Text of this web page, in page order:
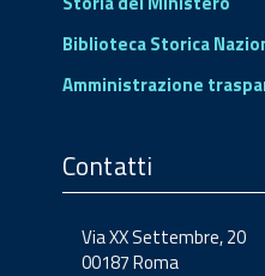
Biblioteca Storica
Amministrazione
Contatti
Via XX Settembre, 20
00187 Roma